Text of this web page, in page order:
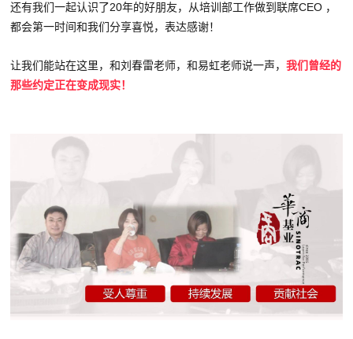
还有我们一起认识了20年的好朋友，从培训部工作做到联席CEO ，
都会第一时间和我们分享喜悦，表达感谢！
让我们能站在这里，和刘春雷老师，和易虹老师说一声，我们曾经的
那些约定正在变成现实！